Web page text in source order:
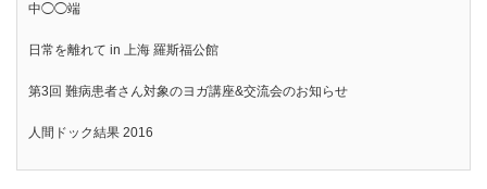
中◯◯端
日常を離れて in 上海 羅斯福公館
第3回 難病患者さん対象のヨガ講座&交流会のお知らせ
人間ドック結果 2016